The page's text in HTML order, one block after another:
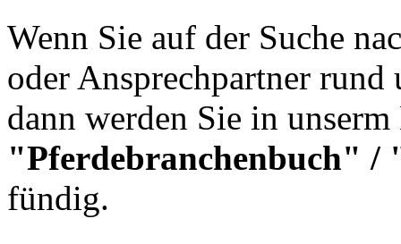
Wenn Sie auf der Suche
oder Ansprechpartner
dann werden Sie in
"Pferdebranchenbuch" /
fündig.